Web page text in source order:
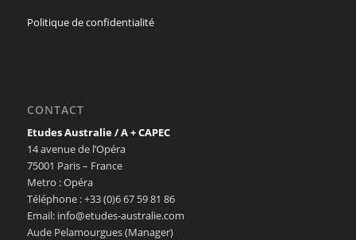
Politique de confidentialité
CONTACT
Etudes Australie / A + CAPEC
14 avenue de l’Opéra
75001 Paris – France
Metro : Opéra
Téléphone : +33 (0)6 67 59 81 86
Email: info@etudes-australie.com
Aude Pelamourgues (Manager)